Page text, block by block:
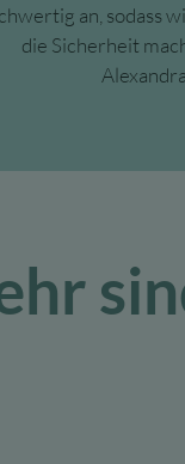
an, sodass
die Sicherheit